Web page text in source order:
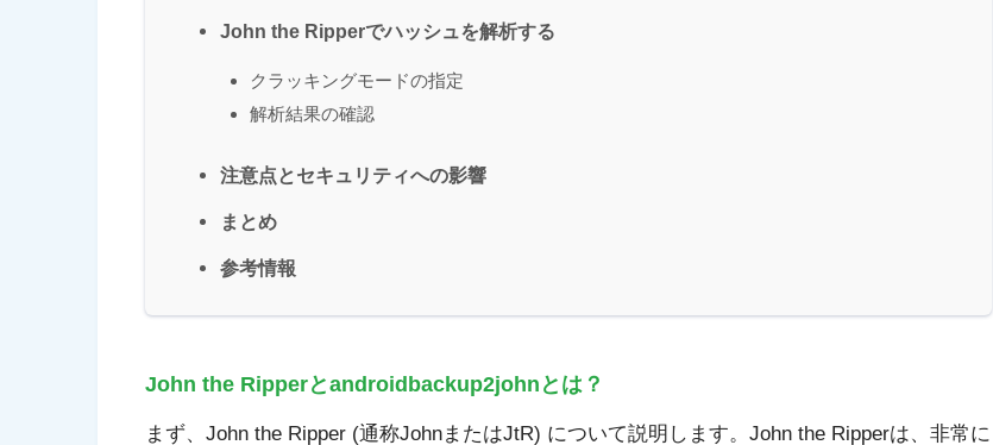
John the Ripperでハッシュを解析する
クラッキングモードの指定
解析結果の確認
注意点とセキュリティへの影響
まとめ
参考情報
John the Ripperとandroidbackup2johnとは？
まず、John the Ripper (通称JohnまたはJtR) について説明します。John the Ripperは、非常に